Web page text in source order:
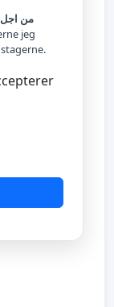
من اجل
jeg